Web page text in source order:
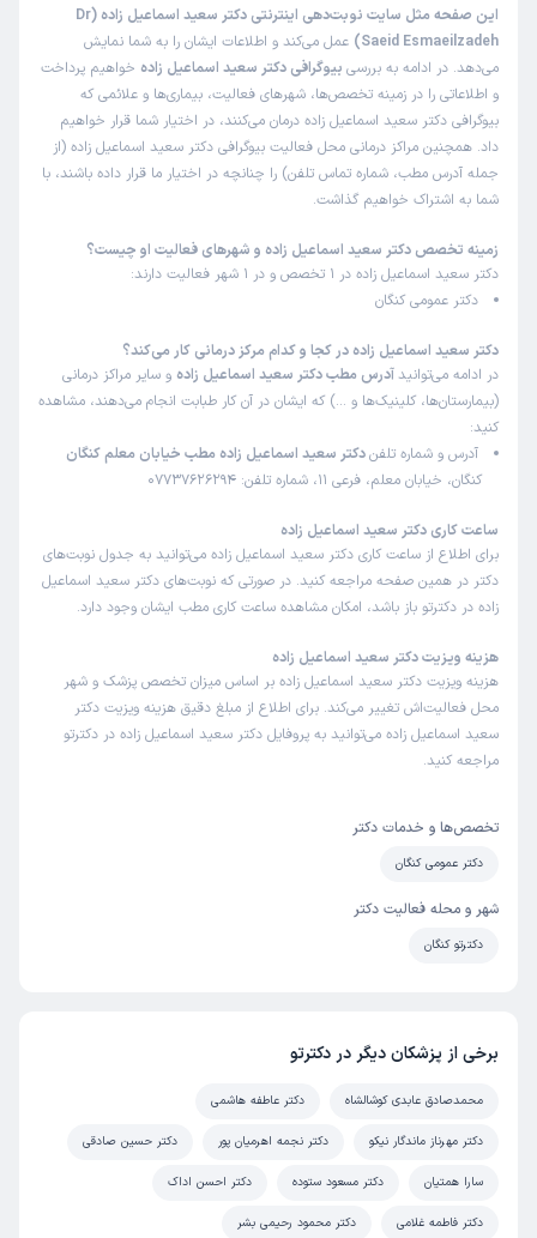
این صفحه مثل سایت نوبت‌دهی اینترنتی دکتر سعید اسماعیل زاده (Dr
Saeid Esmaeilzadeh)
عمل می‌کند و اطلاعات ایشان را به شما نمایش
می‌دهد. در ادامه به بررسی بیوگرافی دکتر سعید اسماعیل زاده خواهیم پرداخت
و اطلاعاتی را در زمینه تخصص‌ها، شهرهای فعالیت، بیماری‌ها و علائمی که
بیوگرافی دکتر سعید اسماعیل زاده درمان می‌کنند، در اختیار شما قرار خواهیم
داد. همچنین مراکز درمانی محل فعالیت بیوگرافی دکتر سعید اسماعیل زاده (از
جمله آدرس مطب، شماره تماس تلفن) را چنانچه در اختیار ما قرار داده باشند، با
شما به اشتراک خواهیم گذاشت.
زمینه تخصص دکتر سعید اسماعیل زاده و شهرهای فعالیت او چیست؟
دکتر سعید اسماعیل زاده در 1 تخصص و در 1 شهر فعالیت دارند:
دکتر عمومی کنگان
دکتر سعید اسماعیل زاده در کجا و کدام مرکز درمانی کار می‌کند؟
در ادامه می‌توانید آدرس مطب دکتر سعید اسماعیل زاده و سایر مراکز درمانی
(بیمارستان‌ها، کلینیک‌ها و …) که ایشان در آن کار طبابت انجام می‌دهند، مشاهده
کنید:
آدرس و شماره تلفندکتر سعید اسماعیل زاده مطب خیابان معلم کنگان
کنگان، خیابان معلم، فرعی 11، شماره تلفن: 07737626294
ساعت کاری دکتر سعید اسماعیل زاده
برای اطلاع از ساعت کاری دکتر سعید اسماعیل زاده می‌توانید به جدول نوبت‌های
دکتر در همین صفحه مراجعه کنید. در صورتی که نوبت‌های دکتر سعید اسماعیل
زاده در دکترتو باز باشد، امکان مشاهده ساعت کاری مطب ایشان وجود دارد.
هزینه ویزیت دکتر سعید اسماعیل زاده
هزینه ویزیت دکتر سعید اسماعیل زاده بر اساس میزان تخصص پزشک و شهر
محل فعالیت‌اش تغییر می‌کند. برای اطلاع از مبلغ دقیق هزینه ویزیت دکتر
سعید اسماعیل زاده می‌توانید به پروفایل دکتر سعید اسماعیل زاده در دکترتو
مراجعه کنید.
تخصص‌ها و خدمات دکتر
دکتر عمومی کنگان
شهر و محله فعالیت دکتر
دکترتو کنگان
برخی از پزشکان دیگر در دکترتو
محمدصادق عابدی کوشالشاه دکتر عاطفه هاشمی
دکتر مهرناز ماندگار نیکو دکتر نجمه اهرمیان پور دکتر حسین صادقی
سارا همتیان دکتر مسعود ستوده دکتر احسن اداک
دکتر فاطمه غلامی دکتر محمود رحیمی بشر